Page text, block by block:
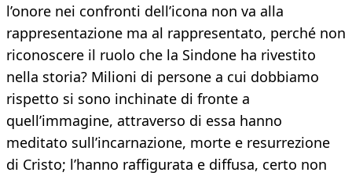
l’onore nei confronti dell’icona non va alla
rappresentazione ma al rappresentato, perché non
riconoscere il ruolo che la Sindone ha rivestito
nella storia? Milioni di persone a cui dobbiamo
rispetto si sono inchinate di fronte a
quell’immagine, attraverso di essa hanno
meditato sull’incarnazione, morte e resurrezione
di Cristo; l’hanno raffigurata e diffusa, certo non